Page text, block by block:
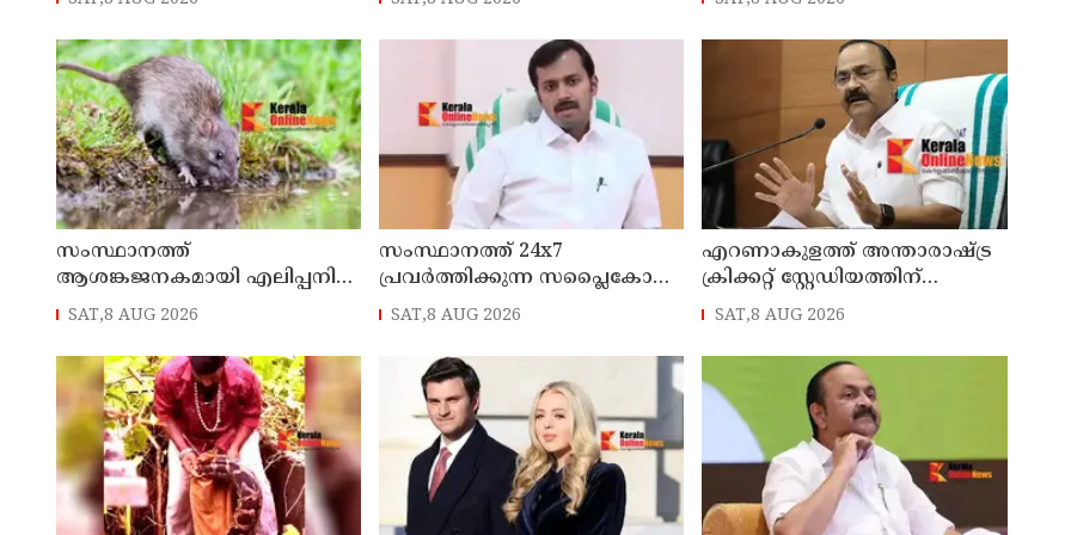
പിടികൂടി
കേരളത്തിലെത്തി ;
മുഖ്യമന്ത്രിയുമായി കൂടിക്കാഴ്ച
ആലപിക്കണമെന്ന സർക്കാർ
ഉത്തരവ് റദ്ദാക്കണം
സംസ്ഥാനത്ത്
ആശങ്കജനകമായി എലിപ്പനി
ബാധിച്ചുള്ള മരണം
SAT,8 AUG 2026
സംസ്ഥാനത്ത് 24x7
പ്രവർത്തിക്കുന്ന സപ്ലൈകോ
കൺവീനിയന്റ് സ്റ്റോറുകൾ
ജേക്കബ്ബ്
SAT,8 AUG 2026
എറണാകുളത്ത് അന്താരാഷ്ട്ര
ക്രിക്കറ്റ് സ്റ്റേഡിയത്തിന്
സംസ്ഥാന സർക്കാരിന്റെ
SAT,8 AUG 2026